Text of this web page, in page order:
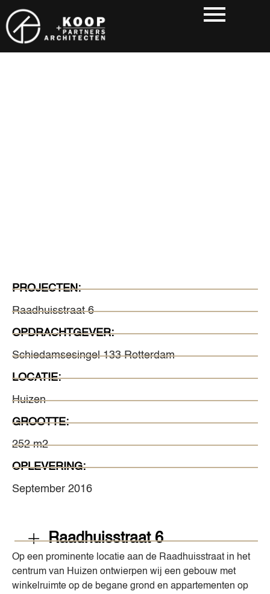
PROJECTEN:
Raadhuisstraat 6
OPDRACHTGEVER:
Schiedamsesingel 133 Rotterdam
LOCATIE:
Huizen
GROOTTE:
252 m2
OPLEVERING:
September 2016
Raadhuisstraat 6
Op een prominente locatie aan de Raadhuisstraat in het
centrum van Huizen ontwierpen wij een gebouw met
winkelruimte op de begane grond en appartementen op